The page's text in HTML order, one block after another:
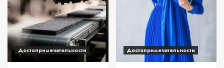
Достопримечательности Достопримечательности